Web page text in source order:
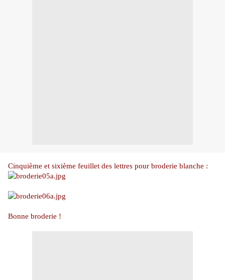
Cinquième et sixième feuillet des lettres pour broderie blanche :
Bonne broderie !